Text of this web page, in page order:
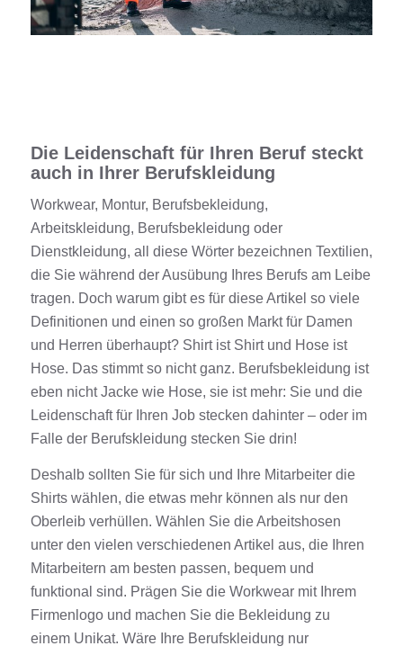
Die Leidenschaft für Ihren Beruf steckt
auch in Ihrer Berufskleidung
Workwear, Montur, Berufsbekleidung,
Arbeitskleidung, Berufsbekleidung oder
Dienstkleidung, all diese Wörter bezeichnen Textilien,
die Sie während der Ausübung Ihres Berufs am Leibe
tragen. Doch warum gibt es für dieseArtikel so viele
Definitionen und einen so großen Markt für Damen
und Herren überhaupt? Shirtist Shirtund Hose ist
Hose. Das stimmt so nicht ganz. Berufsbekleidung ist
eben nicht Jacke wie Hose, sie ist mehr: Sie und die
Leidenschaft für Ihren Job stecken dahinter – oder im
Falle der Berufskleidung stecken Sie drin!
Deshalb sollten Sie für sich und Ihre Mitarbeiter die
Shirtswählen, die etwas mehr können als nur den
Oberleib verhüllen. Wählen Sie dieArbeitshosen
unter den vielen verschiedenen Artikel aus, die Ihren
Mitarbeitern am besten passen, bequem und
funktional sind. Prägen Sie die Workwearmit Ihrem
Firmenlogo und machen Sie die Bekleidung zu
einem Unikat. Wäre Ihre Berufskleidung nur